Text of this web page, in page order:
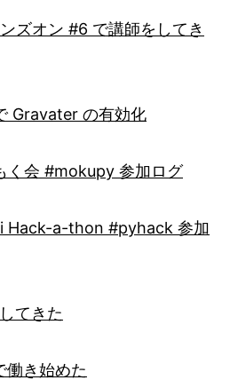
ズオン #6 で講師をしてき
Gravater の有効化
く会 #mokupy 参加ログ
Hack-a-thon #pyhack 参加
てきた
働き始めた